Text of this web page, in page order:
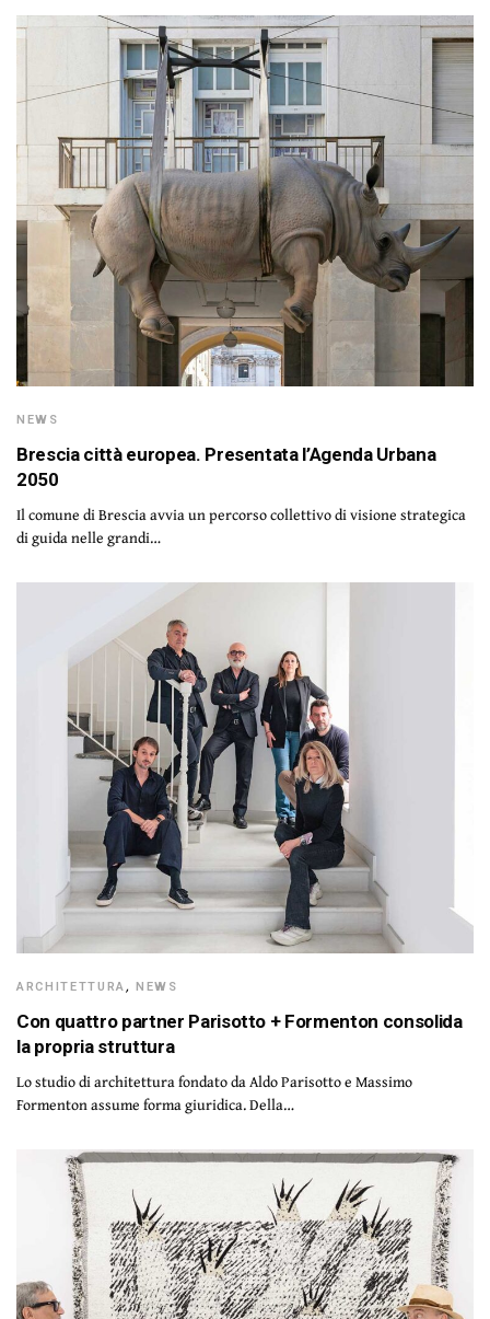
NEWS
Brescia città europea. Presentata l’Agenda Urbana
2050
Il comune di Brescia avvia un percorso collettivo di visione strategica
di guida nelle grandi…
ARCHITETTURA,NEWS
Con quattro partner Parisotto + Formenton consolida
la propria struttura
Lo studio di architettura fondato da Aldo Parisotto e Massimo
Formenton assume forma giuridica. Della…